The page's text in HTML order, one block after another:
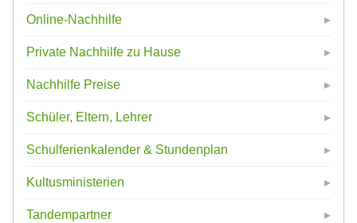
Online-Nachhilfe
Private Nachhilfe zu Hause
Nachhilfe Preise
Schüler, Eltern, Lehrer
Schulferienkalender & Stundenplan
Kultusministerien
Tandempartner